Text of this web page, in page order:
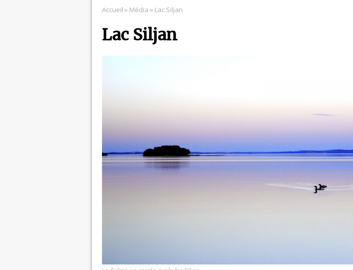
15 avril 2023 dans Hightech //
3 avril 2023 dans Chaussures //
21 septembre 2023 dans Actu //
Accueil » Média » Lac Siljan
Lac Siljan